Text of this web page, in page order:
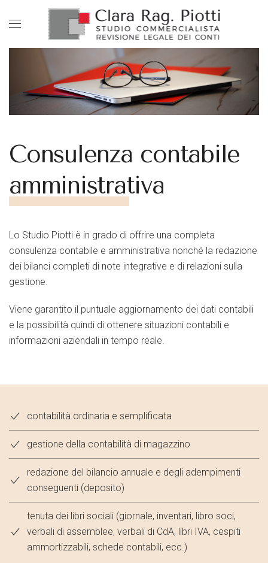
Consulenza contabile
amministrativa
Lo Studio Piotti è in grado di offrire una completa
consulenza contabile e amministrativa nonché la redazione
dei bilanci completi di note integrative e di relazioni sulla
gestione.
Viene garantito il puntuale aggiornamento dei dati contabili
e la possibilità quindi di ottenere situazioni contabili e
informazioni aziendali in tempo reale.
contabilità ordinaria e semplificata
gestione della contabilità di magazzino
redazione del bilancio annuale e degli adempimenti
conseguenti (deposito)
tenuta dei libri sociali (giornale, inventari, libro soci,
verbali di assemblee, verbali di CdA, libri IVA, cespiti
ammortizzabili, schede contabili, ecc.)